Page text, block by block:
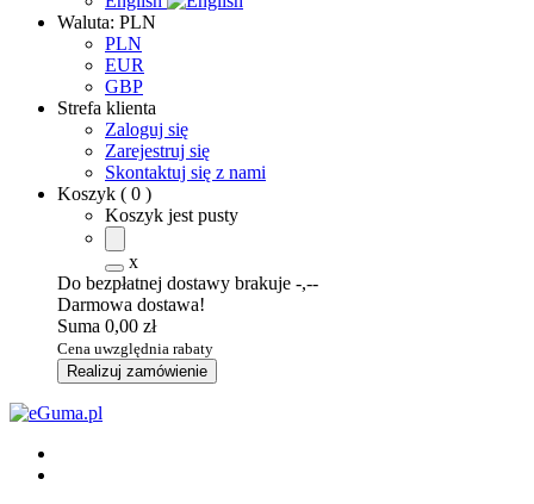
Waluta: PLN
PLN
EUR
GBP
Strefa klienta
Zaloguj się
Zarejestruj się
Skontaktuj się z nami
Koszyk ( 0 )
Koszyk jest pusty
x
Do bezpłatnej dostawy brakuje -,--
Darmowa dostawa!
Suma 0,00 zł
Cena uwzględnia rabaty
Realizuj zamówienie